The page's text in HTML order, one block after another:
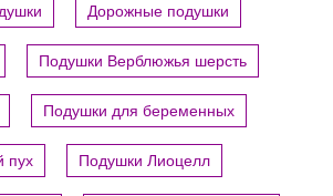
Дорожные подушки
Подушки Верблюжья шерсть
Подушки для беременных
пух Подушки Лиоцелл